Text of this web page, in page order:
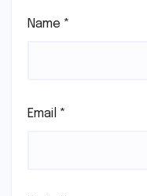
Name *
Email *